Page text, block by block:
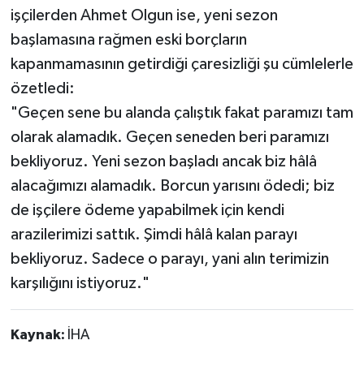
işçilerden Ahmet Olgun ise, yeni sezon
başlamasına rağmen eski borçların
kapanmamasının getirdiği çaresizliği şu cümlelerle
özetledi:
"Geçen sene bu alanda çalıştık fakat paramızı tam
olarak alamadık. Geçen seneden beri paramızı
bekliyoruz. Yeni sezon başladı ancak biz hâlâ
alacağımızı alamadık. Borcun yarısını ödedi; biz
de işçilere ödeme yapabilmek için kendi
arazilerimizi sattık. Şimdi hâlâ kalan parayı
bekliyoruz. Sadece o parayı, yani alın terimizin
karşılığını istiyoruz."
Kaynak: İHA